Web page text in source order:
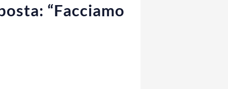
“Facciamo